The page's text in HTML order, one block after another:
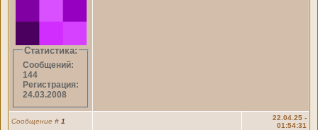
Статистика:
Сообщений:
144
Регистрация:
24.03.2008
Сообщение # 1
22.04.25 -
01:54:31